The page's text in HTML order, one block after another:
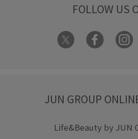
FOLLOW US
JUN GROUP
Life&Beauty by JUN